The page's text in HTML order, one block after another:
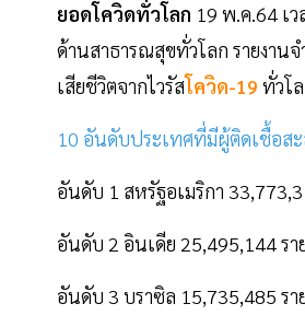
ยอดโควิดทั่วโลก 19 พ.ค.64 เ
ด้านสาธารณสุขทั่วโลก รายงาน
เสียชีวิตจากไวรัสโควิด-19 ทั่วโ
10 อันดับประเทศที่มีผู้ติดเชื้อส
อันดับ 1 สหรัฐอเมริกา
อันดับ 2 อินเดีย 25,495,144 ร
อันดับ 3 บราซิล 15,735,485 ร